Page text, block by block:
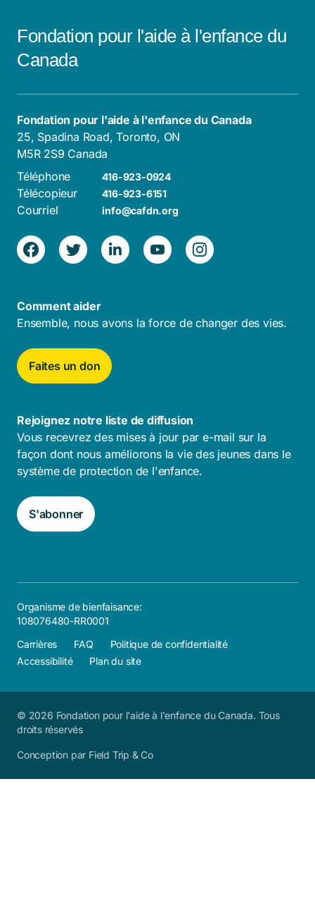
Fondation pour l'aide à l'enfance du
Canada
Fondation pour l'aide à l'enfance du Canada
25, Spadina Road, Toronto, ON
M5R 2S9 Canada
Téléphone
416-923-0924
Télécopieur 416-923-6151
Courriel info@cafdn.org
Comment aider
Ensemble, nous avons la force de changer des vies.
Faites un don
Rejoignez notre liste de diffusion
Vous recevrez des mises à jour par e-mail sur la
façon dont nous améliorons la vie des jeunes dans le
système de protection de l'enfance.
S'abonner
Organisme de bienfaisance:
108076480-RR0001
Carrières
FAQ
Politique de confidentialité
Accessibilité
Plan du site
© 2026 Fondation pour l'aide à l'enfance du Canada. Tous
droits réservés
Conception par Field Trip & Co